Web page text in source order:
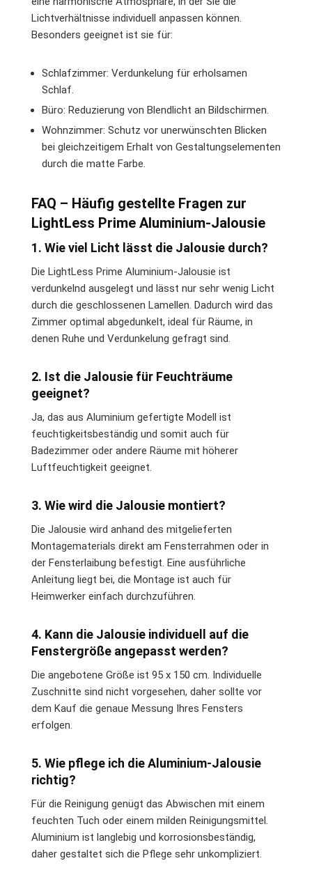
Lichtverhältnisse individuell anpassen können.
Besonders geeignet ist sie für:
Schlafzimmer: Verdunkelung für erholsamen
Schlaf.
Büro: Reduzierung von Blendlicht an Bildschirmen.
Wohnzimmer: Schutz vor unerwünschten Blicken
bei gleichzeitigem Erhalt von Gestaltungselementen
durch die matte Farbe.
FAQ – Häufig gestellte Fragen zur
LightLess Prime Aluminium-Jalousie
1. Wie viel Licht lässt die Jalousie durch?
Die LightLess Prime Aluminium-Jalousie ist
verdunkelnd ausgelegt und lässt nur sehr wenig Licht
durch die geschlossenen Lamellen. Dadurch wird das
Zimmer optimal abgedunkelt, ideal für Räume, in
denen Ruhe und Verdunkelung gefragt sind.
2. Ist die Jalousie für Feuchträume
geeignet?
Ja, das aus Aluminium gefertigte Modell ist
feuchtigkeitsbeständig und somit auch für
Badezimmer oder andere Räume mit höherer
Luftfeuchtigkeit geeignet.
3. Wie wird die Jalousie montiert?
Die Jalousie wird anhand des mitgelieferten
Montagematerials direkt am Fensterrahmen oder in
der Fensterlaibung befestigt. Eine ausführliche
Anleitung liegt bei, die Montage ist auch für
Heimwerker einfach durchzuführen.
4. Kann die Jalousie individuell auf die
Fenstergröße angepasst werden?
Die angebotene Größe ist 95 x 150 cm. Individuelle
Zuschnitte sind nicht vorgesehen, daher sollte vor
dem Kauf die genaue Messung Ihres Fensters
erfolgen.
5. Wie pflege ich die Aluminium-Jalousie
richtig?
Für die Reinigung genügt das Abwischen mit einem
feuchten Tuch oder einem milden Reinigungsmittel.
Aluminium ist langlebig und korrosionsbeständig,
daher gestaltet sich die Pflege sehr unkompliziert.